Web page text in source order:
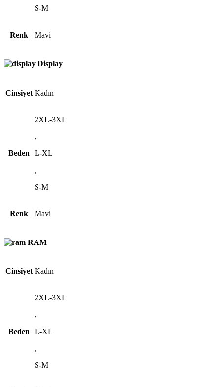
S-M
Renk Mavi
Display
Cinsiyet Kadın
Beden
2XL-3XL
,
L-XL
,
S-M
Renk Mavi
RAM
Cinsiyet Kadın
Beden
2XL-3XL
,
L-XL
,
S-M